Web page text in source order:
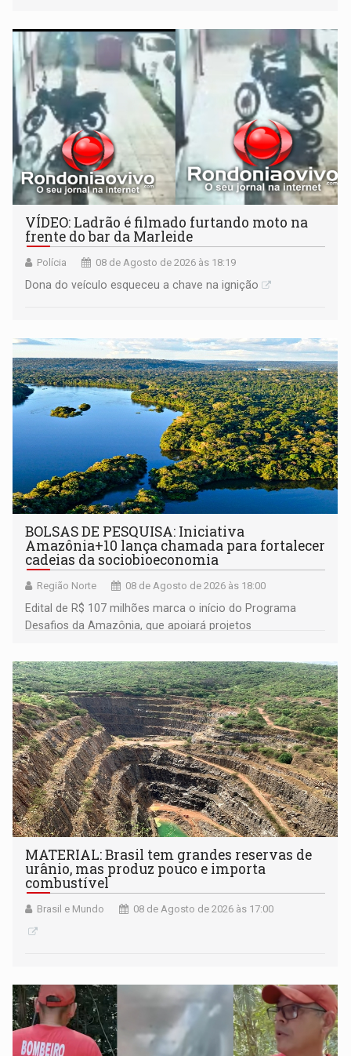
VÍDEO: Ladrão é filmado furtando moto na
frente do bar da Marleide
Polícia 08 de Agosto de 2026 às 18:19
Dona do veículo esqueceu a chave na ignição
BOLSAS DE PESQUISA: Iniciativa
Amazônia+10 lança chamada para fortalecer
cadeias da sociobioeconomia
Região Norte 08 de Agosto de 2026 às 18:00
Edital de R$ 107 milhões marca o início do Programa
Desafios da Amazônia, que apoiará projetos
submissão de pré-propostas poderá ser feita até 1º de
setembro
MATERIAL: Brasil tem grandes reservas de
urânio, mas produz pouco e importa
combustível
Brasil e Mundo 08 de Agosto de 2026 às 17:00